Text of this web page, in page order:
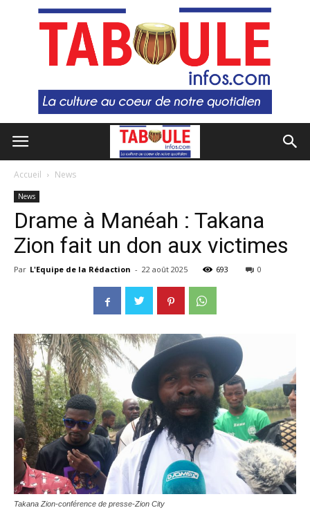
Accueil News
News
Drame à Manéah : Takana
Zion fait un don aux victimes
Par L'Equipe de la Rédaction - 22 août 2025 693 0
Takana Zion-conférence de presse-Zion City